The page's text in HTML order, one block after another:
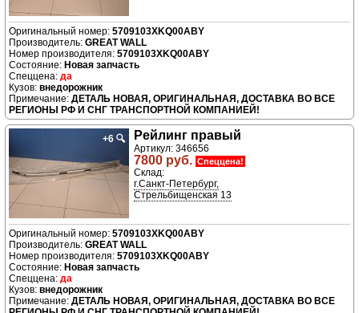
5709103XKQ00ABY
Производитель: GREAT WALL
Номер производителя: 5709103XKQ00ABY
Новая запчасть
да
внедорожник
ДЕТАЛЬ НОВАЯ, ОРИГИНАЛЬНАЯ, ДОСТАВКА ВО ВСЕ
РЕГИОНЫ РФ И СНГ ТРАНСПОРТНОЙ КОМПАНИЕЙ!
+6 🔍 Рейлинг правый
Артикул: 346656
7800 руб. Спеццена!
Склад:
г.Санкт-Петербург,
Стрельбищенская 13
5709103XKQ00ABY
Производитель: GREAT WALL
Номер производителя: 5709103XKQ00ABY
Новая запчасть
да
внедорожник
ДЕТАЛЬ НОВАЯ, ОРИГИНАЛЬНАЯ, ДОСТАВКА ВО ВСЕ